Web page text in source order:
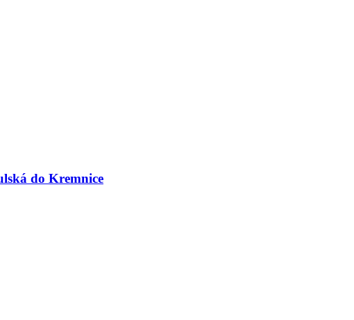
do Kremnice